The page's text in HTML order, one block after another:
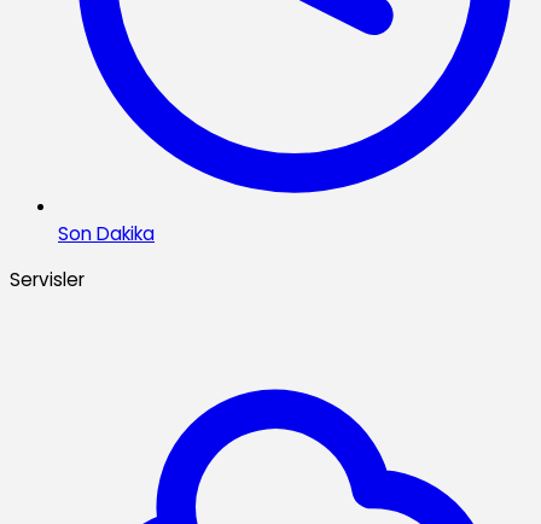
Son Dakika
Servisler